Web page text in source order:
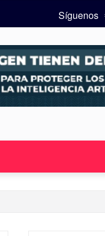
Síguenos